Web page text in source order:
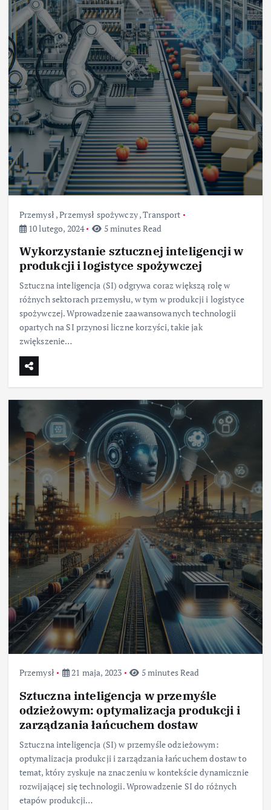
Przemysł,Przemysł spożywczy,Transport
10 lutego, 2024
5 minutes Read
Wykorzystanie sztucznej inteligencji w
produkcji i logistyce spożywczej
Sztuczna inteligencja (SI) odgrywa coraz większą rolę w
różnych sektorach przemysłu, w tym w produkcji i logistyce
spożywczej. Wprowadzenie zaawansowanych technologii
opartych na SI przynosi liczne korzyści, takie jak
zwiększenie…
Przemysł 21 maja, 2023 5 minutes Read
Sztuczna inteligencja w przemyśle
odzieżowym: optymalizacja produkcji i
zarządzania łańcuchem dostaw
Sztuczna inteligencja (SI) w przemyśle odzieżowym:
optymalizacja produkcji i zarządzania łańcuchem dostaw to
temat, który zyskuje na znaczeniu w kontekście dynamicznie
rozwijającej się technologii. Wprowadzenie SI do różnych
etapów produkcji…